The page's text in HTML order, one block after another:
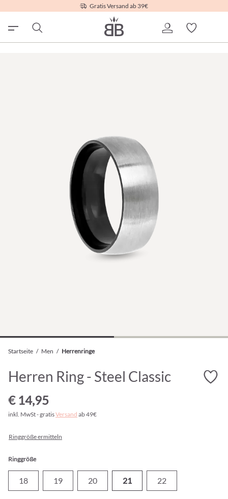
Gratis Versand ab 39€
Startseite / Men / Herrenringe
Herren Ring - Steel Classic
€ 14,95
inkl. MwSt - gratisVersand ab 49€
Ringgröße ermitteln
Ringgröße
18 19 20 21 22